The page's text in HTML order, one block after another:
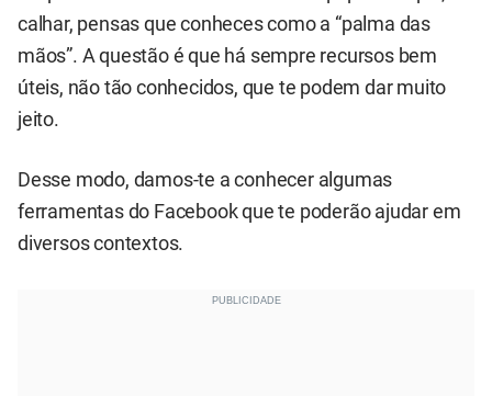
calhar, pensas que conheces como a “palma das
mãos”. A questão é que há sempre recursos bem
úteis, não tão conhecidos, que te podem dar muito
jeito.
Desse modo, damos-te a conhecer algumas
ferramentas do Facebook que te poderão ajudar em
diversos contextos.